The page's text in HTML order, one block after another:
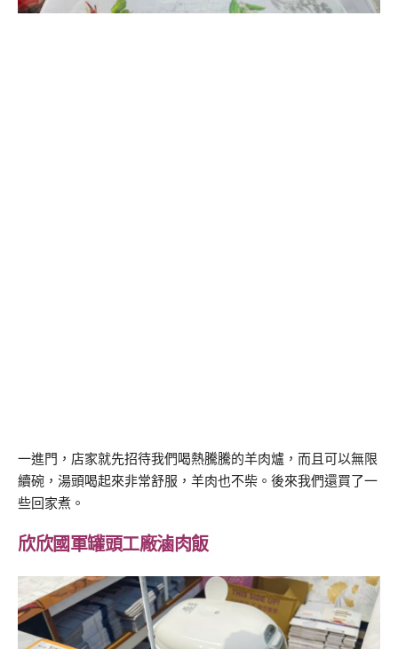
一進門，店家就先招待我們喝熱騰騰的羊肉爐，而且可以無限
續碗，湯頭喝起來非常舒服，羊肉也不柴。後來我們還買了一
些回家煮。
欣欣國軍罐頭工廠滷肉飯